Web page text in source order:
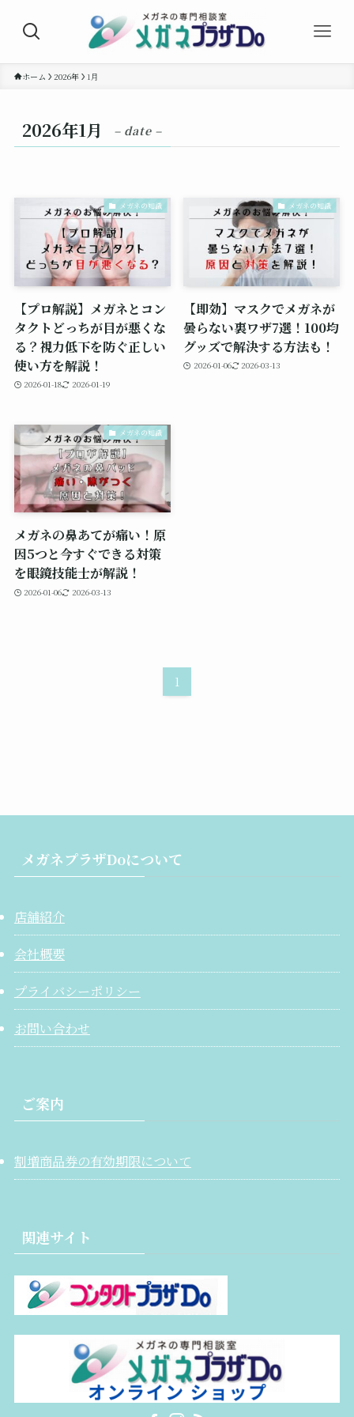
ホーム 2026年 1月
2026年1月 – date –
メガネの知識
【プロ解説】メガネとコン
タクトどっちが目が悪くな
る？視力低下を防ぐ正しい
使い方を解説！
2026-01-18 2026-01-19
メガネの知識
【即効】マスクでメガネが
曇らない裏ワザ7選！100均
グッズで解決する方法も！
2026-01-06 2026-03-13
メガネの知識
メガネの鼻あてが痛い！原
因5つと今すぐできる対策
を眼鏡技能士が解説！
2026-01-06 2026-03-13
1
メガネプラザDoについて
店舗紹介
会社概要
プライバシーポリシー
お問い合わせ
ご案内
割増商品券の有効期限について
関連サイト